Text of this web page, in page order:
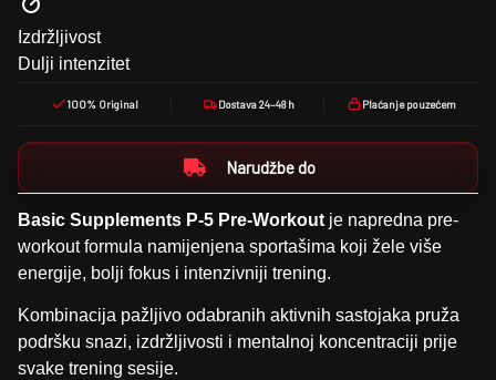
Izdržljivost
Dulji intenzitet
100% Original Dostava 24–48 h Plaćanje pouzećem
Narudžbe do
Basic Supplements P-5 Pre-Workout je napredna pre-
workout formula namijenjena sportašima koji žele više
energije, bolji fokus i intenzivniji trening.
Kombinacija pažljivo odabranih aktivnih sastojaka pruža
podršku snazi, izdržljivosti i mentalnoj koncentraciji prije
svake trening sesije.